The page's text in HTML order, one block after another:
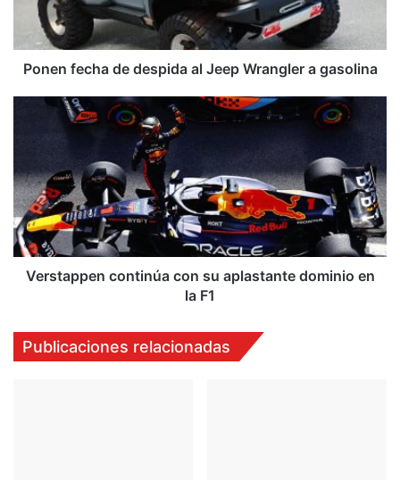
Wrangler
gasolina
Ponen fecha de despida al Jeep Wrangler a gasolina
Verstappen
aplastante
dominio
en
la
F1
Verstappen continúa con su aplastante dominio en
la F1
Publicaciones relacionadas